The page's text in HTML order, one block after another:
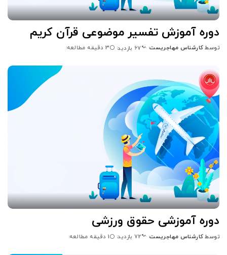
دوره آموزش تفسیر موضوعی قرآن کریم
ارسال
توسط
توسط کارشناس مهاجریست 67 بازدید 3 دقیقه مطالعه
دوره آموزشی حقوق ورزشی
ارسال
توسط کارشناس مهاجریست 72 بازدید 1 دقیقه مطالعه